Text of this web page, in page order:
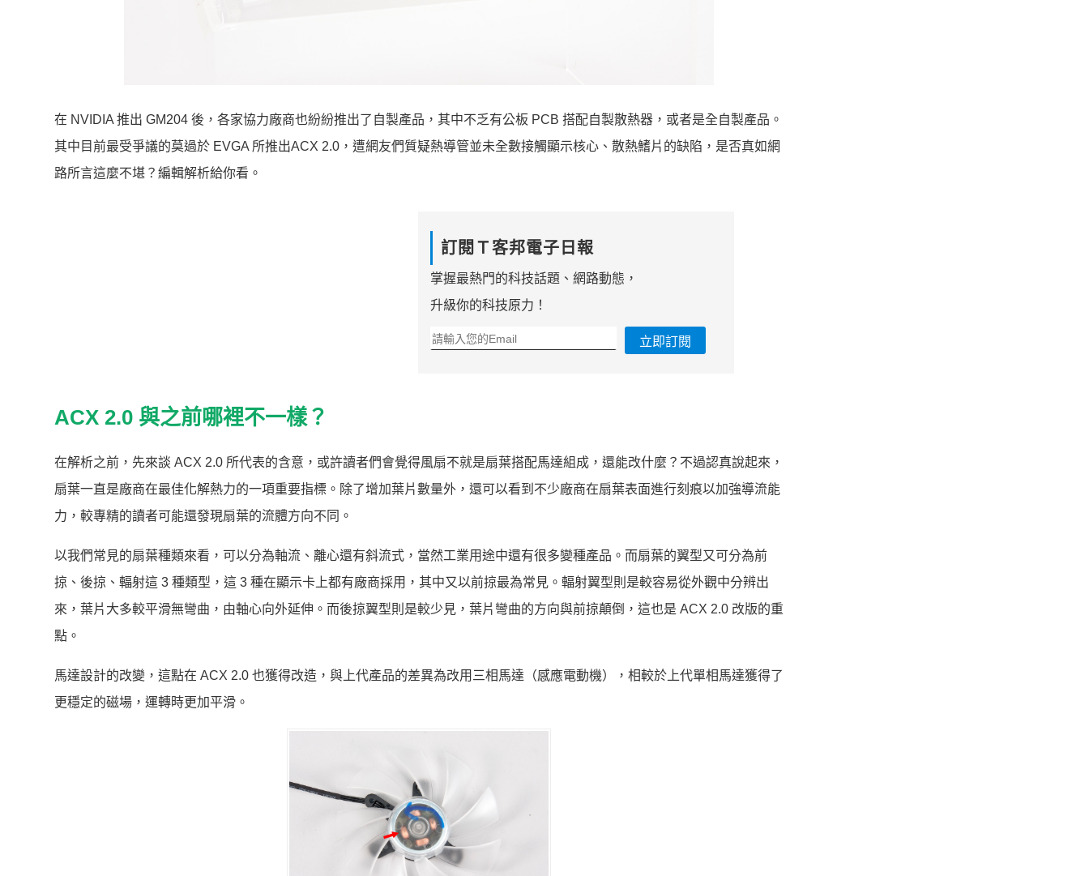
在 NVIDIA 推出 GM204 後，各家協力廠商也紛紛推出了自製產品，其中不乏有公板 PCB 搭配自製散熱器，或者是全自製產品。
其中目前最受爭議的莫過於 EVGA 所推出ACX 2.0，遭網友們質疑熱導管並未全數接觸顯示核心、散熱鰭片的缺陷，是否真如網
路所言這麼不堪？編輯解析給你看。
訂閱Ｔ客邦電子日報
掌握最熱門的科技話題、網路動態，
升級你的科技原力！
立即訂閱
ACX 2.0 與之前哪裡不一樣？
在解析之前，先來談 ACX 2.0 所代表的含意，或許讀者們會覺得風扇不就是扇葉搭配馬達組成，還能改什麼？不過認真說起來，
扇葉一直是廠商在最佳化解熱力的一項重要指標。除了增加葉片數量外，還可以看到不少廠商在扇葉表面進行刻痕以加強導流能
力，較專精的讀者可能還發現扇葉的流體方向不同。
以我們常見的扇葉種類來看，可以分為軸流、離心還有斜流式，當然工業用途中還有很多變種產品。而扇葉的翼型又可分為前
掠、後掠、輻射這 3 種類型，這 3 種在顯示卡上都有廠商採用，其中又以前掠最為常見。輻射翼型則是較容易從外觀中分辨出
來，葉片大多較平滑無彎曲，由軸心向外延伸。而後掠翼型則是較少見，葉片彎曲的方向與前掠顛倒，這也是 ACX 2.0 改版的重
點。
馬達設計的改變，這點在 ACX 2.0 也獲得改造，與上代產品的差異為改用三相馬達（感應電動機），相較於上代單相馬達獲得了
更穩定的磁場，運轉時更加平滑。